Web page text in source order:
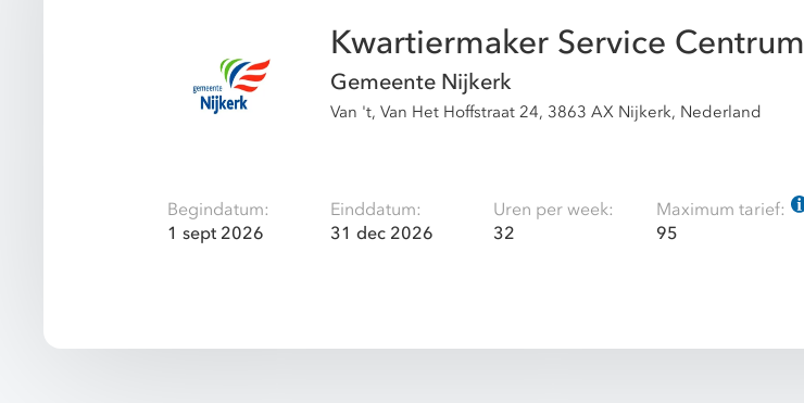
Kwartiermaker Service Centrum
Gemeente Nijkerk
Van 't, Van Het Hoffstraat 24, 3863 AX Nijkerk, Nederland
Begindatum:
1 sept 2026
Einddatum:
31 dec 2026
Uren per week:
32
Maximum tarief:
95